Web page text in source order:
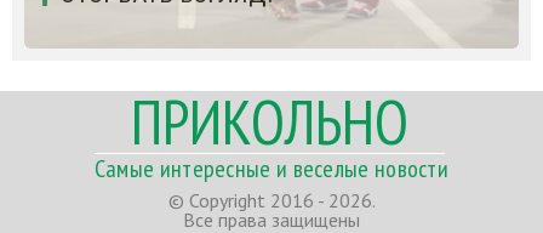
ПРИКОЛЬНО
Самые интересные и веселые новости
© Copyright 2016 - 2026.
Все права защищены